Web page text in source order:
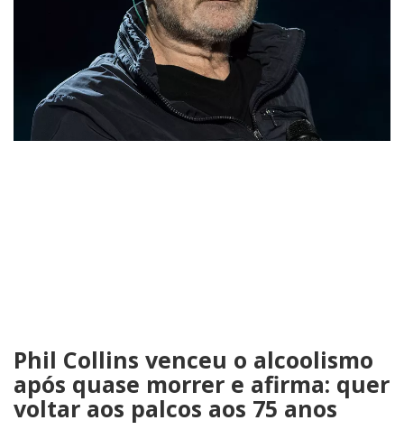
Phil Collins venceu o alcoolismo
após quase morrer e afirma: quer
voltar aos palcos aos 75 anos